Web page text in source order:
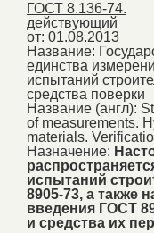
ГОСТ 8.136-74.
действующий
от: 01.08.2013
Название:
единства
испытаний
средства поверки
Название (англ):
of measurements.
materials.
Назначение:
испытаний
8905-73, а также
введения ГОСТ
и средства их